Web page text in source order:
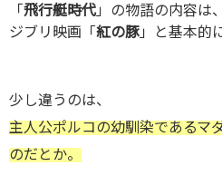
「 飛行艇時代」の物語の内容は、
ジブリ映画「 紅の豚 」と基本的
少し違うのは、
主人公ポルコの幼馴染であるマ
のだとか。